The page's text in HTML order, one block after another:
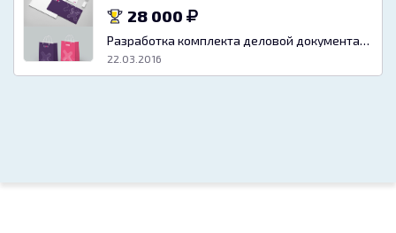
28 000
Разработка комплекта деловой документации (логотипа, фирменного знака)
22.03.2016